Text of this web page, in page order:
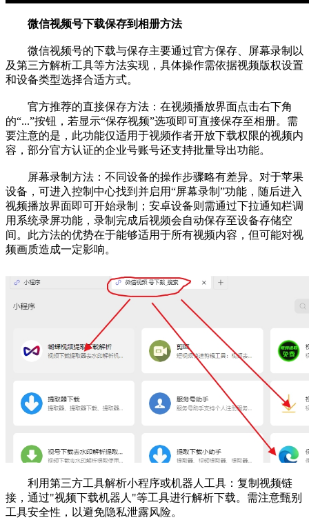
微信视频号下载保存到相册方法
微信视频号的下载与保存主要通过官方保存、屏幕录制以
及第三方解析工具等方法实现，具体操作需依据视频版权设置
和设备类型选择合适方式。
官方推荐的直接保存方法：在视频播放界面点击右下角
的“...”按钮，若显示“保存视频”选项即可直接保存至相册。需
要注意的是，此功能仅适用于视频作者开放下载权限的视频内
容，部分官方认证的企业号账号还支持批量导出功能。
屏幕录制方法：不同设备的操作步骤略有差异。对于苹果
设备，可进入控制中心找到并启用“屏幕录制”功能，随后进入
视频播放界面即可开始录制；安卓设备则需通过下拉通知栏调
用系统录屏功能，录制完成后视频会自动保存至设备存储空
间。此方法的优势在于能够适用于所有视频内容，但可能对视
频画质造成一定影响。
利用第三方工具解析小程序或机器人工具：复制视频链
接，通过"视频下载机器人"等工具进行解析下载。需注意甄别
工具安全性，以避免隐私泄露风险。